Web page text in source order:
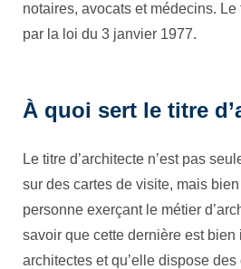
notaires, avocats et médecins.
par la loi du 3 janvier 1977.
À quoi sert le titre
Le titre d’architecte n’est pas
sur des cartes de visite, mais
personne exerçant le métier
savoir que cette dernière est bien
architectes et qu’elle dispose